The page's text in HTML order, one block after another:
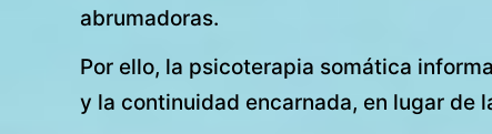
abrumadoras.
Por ello, la psicoterapia somática
y la continuidad encarnada, en lugar de